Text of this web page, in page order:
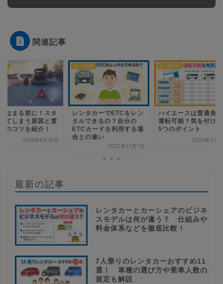
関連記事
情報
タカーでETCをレン
できるの？自分の
カードを利用する場
知っ得情報
ハイエースは普通免許で
運転可能？気を付けたい
5つのポイント
知っ得情報
雪道ではまる前に！
ックしてしまう原因
道走行のコツを紹介
2018年8
最新の記事
レンタカーとカーシェアのビジネ
スモデルは何が違う？ 仕組みや
料金体系などを徹底比較！
7人乗りのレンタカーおすすめ11
選！ 車種の選び方や乗車人数の
規定も解説